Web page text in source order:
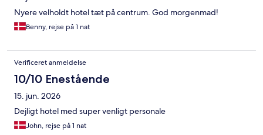
Nyere velholdt hotel tæt på centrum. God morgenmad!
Benny, rejse på 1 nat
Verificeret anmeldelse
10/10 Enestående
15. jun. 2026
Dejligt hotel med super venligt personale
John, rejse på 1 nat